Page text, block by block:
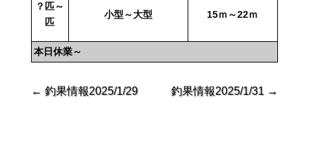
？匹～
匹
小型～大型 15ｍ～22ｍ
本日休業～
← 釣果情報2025/1/29 釣果情報2025/1/31 →